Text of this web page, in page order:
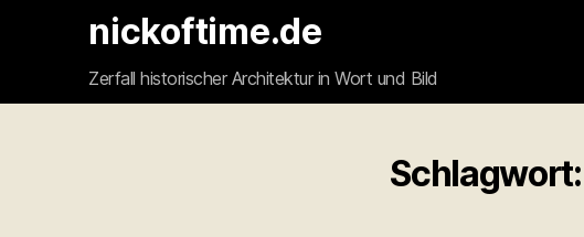
nickoftime.de
Zerfall historischer Architektur in Wort und Bild
Schlagwort: